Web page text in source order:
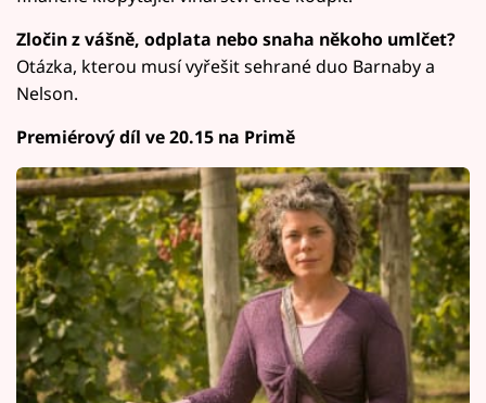
Zločin z vášně, odplata nebo snaha někoho umlčet?
Otázka, kterou musí vyřešit sehrané duo Barnaby a
Nelson.
Premiérový díl ve 20.15 na Primě